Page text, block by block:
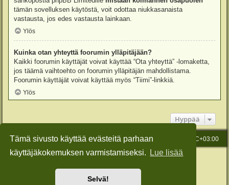
Tämä sivusto käyttää evästeitä parhaan
käyttäjäkokemuksen varmistamiseksi.
Lue lisää
Selvä!
tämän sovelluksen käytöstä, voit odottaa niukkasanaista
vastausta, jos edes vastausta lainkaan.
Ylös
Kuinka otan yhteyttä foorumin ylläpitäjään?
Kaikki foorumin käyttäjät voivat käyttää “Ota yhteyttä” -lomaketta,
jos täämä vaihtoehto on foorumin ylläpitäjän mahdollistama.
Foorumin käyttäjät voivat käyttää myös “Tiimi”-linkkiä.
Ylös
Hyppää
Etusivu Kaikki ajat ovat UTC+03:00
Viesti Ylläpidolle
Keskustelufoorumin ohjelmistophpBB® Forum Software © phpBB Limited